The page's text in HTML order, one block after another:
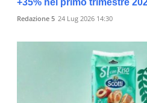
+35% nel primo trimestre
Redazione 5 24 Lug 2026 14:30